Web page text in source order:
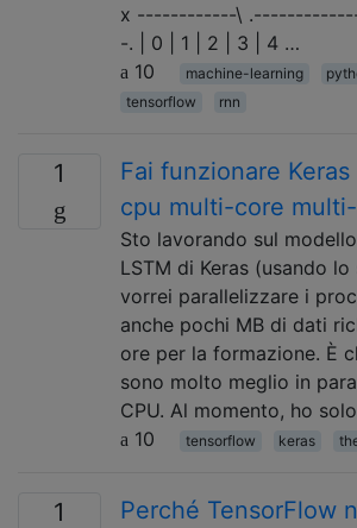
x ------------\
-. | 0 | 1 | 2 | 3 | 4 …
10
machine-learning
tensorflow
rnn
1
Fai funzionare
cpu multi-core
Sto lavorando sul
LSTM di Keras (usando
vorrei parallelizzare i
anche pochi MB di dati
ore per la formazione. È
sono molto meglio in
CPU. Al momento, ho
10
tensorflow keras
1
Perché TensorFlow